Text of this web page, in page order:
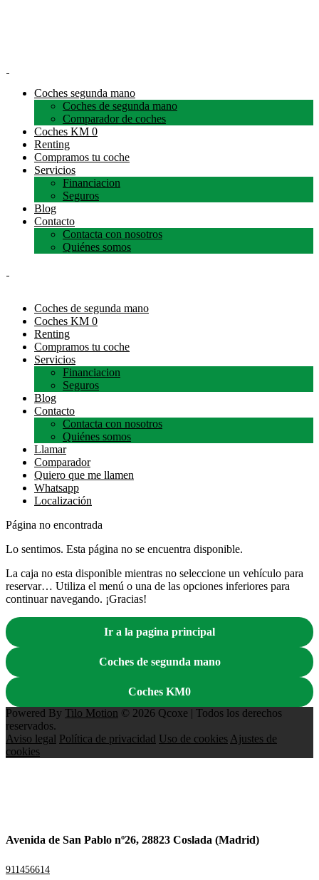
Coches segunda mano
Coches de segunda mano
Comparador de coches
Coches KM 0
Renting
Compramos tu coche
Servicios
Financiacion
Seguros
Blog
Contacto
Contacta con nosotros
Quiénes somos
Coches de segunda mano
Coches KM 0
Renting
Compramos tu coche
Servicios
Financiacion
Seguros
Blog
Contacto
Contacta con nosotros
Quiénes somos
Llamar
Comparador
Quiero que me llamen
Whatsapp
Localización
Página no encontrada
Lo sentimos. Esta página no se encuentra disponible.
La caja no esta disponible mientras no seleccione un vehículo para
reservar… Utiliza el menú o una de las opciones inferiores para
continuar navegando. ¡Gracias!
Ir a la pagina principal
Coches de segunda mano
Coches KM0
Powered By Tilo Motion © 2026 Qcoxe | Todos los derechos
reservados.
Aviso legal Política de privacidad Uso de cookies Ajustes de
cookies
Avenida de San Pablo nº26, 28823 Coslada (Madrid)
911456614